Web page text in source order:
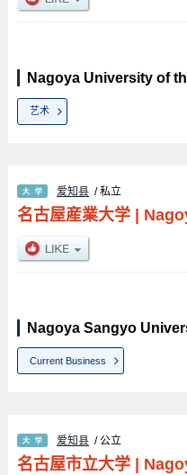
Nagoya University of
艺术
爱知县 / 私立
名古屋産業大学|
Nagoya Sangyo
Current Business
爱知县 / 公立
名古屋市立大学|